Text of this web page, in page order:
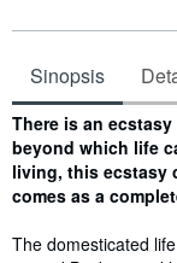
Sinopsis
Sinopsis
There is an
beyond which life
living, this ecstasy
comes as a
The domesticated